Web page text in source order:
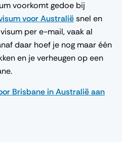
voorkomt gedoe bij
voor Australiësnel en
per e-mail, vaak al
daar hoef je nog maar één
en je verheugen op een
Brisbane in Australië aan